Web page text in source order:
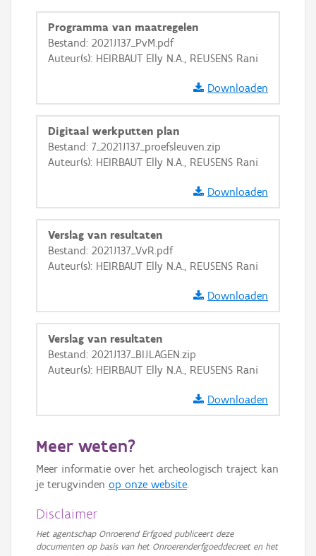
i
+ −
Basis Lagen
Ortho
GRB-Basiskaart
GRB-Basiskaart in grijswaarden
Programma van maatregelen
Bestand: 2021J137_PvM.pdf
Auteur(s): HEIRBAUT Elly N.A., REUSENS Rani
Downloaden
Digitaal werkputten plan
Bestand: 7_2021J137_proefsleuven.zip
Auteur(s): HEIRBAUT Elly N.A., REUSENS Rani
Downloaden
Verslag van resultaten
Bestand: 2021J137_VvR.pdf
Auteur(s): HEIRBAUT Elly N.A., REUSENS Rani
Downloaden
Verslag van resultaten
Bestand: 2021J137_BIJLAGEN.zip
Auteur(s): HEIRBAUT Elly N.A., REUSENS Rani
Downloaden
Meer weten?
Meer informatie over het archeologisch traject kan
je terugvinden op onze website.
Disclaimer
Het agentschap Onroerend Erfgoed publiceert deze
documenten op basis van het Onroerenderfgoeddecreet en het